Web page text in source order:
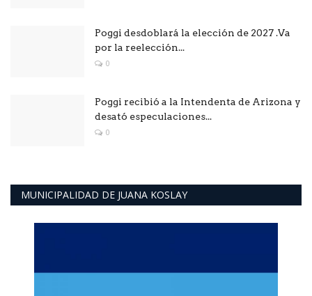
Poggi desdoblará la elección de 2027 .Va
por la reelección...
0
Poggi recibió a la Intendenta de Arizona y
desató especulaciones...
0
MUNICIPALIDAD DE JUANA KOSLAY